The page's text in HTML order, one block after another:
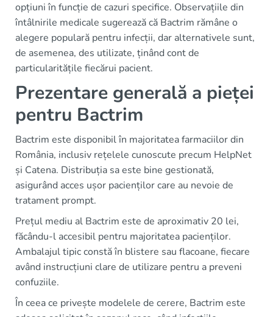
opțiuni în funcție de cazuri specifice. Observațiile din
întâlnirile medicale sugerează că Bactrim rămâne o
alegere populară pentru infecții, dar alternativele sunt,
de asemenea, des utilizate, ținând cont de
particularitățile fiecărui pacient.
Prezentare generală a pieței
pentru Bactrim
Bactrim este disponibil în majoritatea farmaciilor din
România, inclusiv rețelele cunoscute precum HelpNet
și Catena. Distribuția sa este bine gestionată,
asigurând acces ușor pacienților care au nevoie de
tratament prompt.
Prețul mediu al Bactrim este de aproximativ 20 lei,
făcându-l accesibil pentru majoritatea pacienților.
Ambalajul tipic constă în blistere sau flacoane, fiecare
având instrucțiuni clare de utilizare pentru a preveni
confuziile.
În ceea ce privește modelele de cerere, Bactrim este